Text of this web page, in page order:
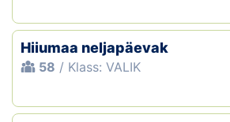
Ajalugu
Hiiumaa neljapäevak
58 / Klass: VALIK